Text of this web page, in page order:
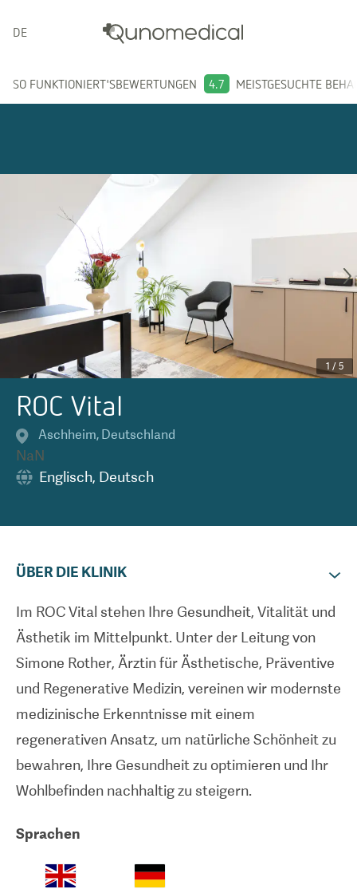
DEUTSCH
SO FUNKTIONIERT'SBEWERTUNGEN 4.7 MEISTGESUCHTE
1 / 5
ROC Vital
Aschheim, Deutschland
NaN
Englisch, Deutsch
ÜBER DIE KLINIK
Im ROC Vital stehen Ihre Gesundheit, Vitalität und
Ästhetik im Mittelpunkt. Unter der Leitung von
Simone Rother, Ärztin für Ästhetische, Präventive
und Regenerative Medizin, vereinen wir modernste
medizinische Erkenntnisse mit einem
regenerativen Ansatz, um natürliche Schönheit zu
bewahren, Ihre Gesundheit zu optimieren und Ihr
Wohlbefinden nachhaltig zu steigern.
Sprachen